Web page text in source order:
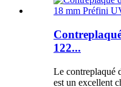
122...
Le
est un excellent